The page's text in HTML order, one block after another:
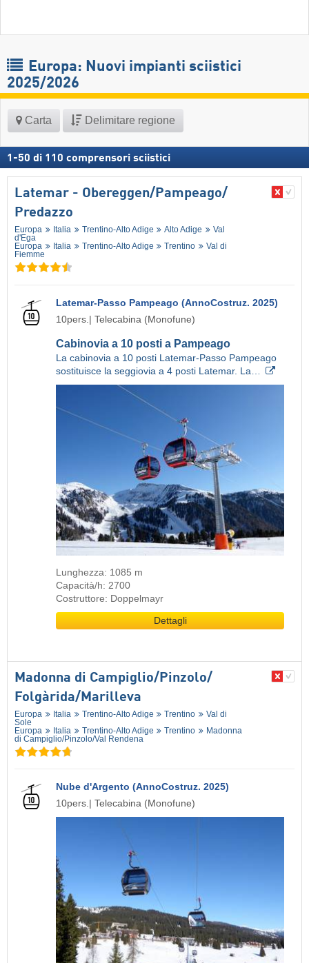
Europa: Nuovi impianti sciistici
2025/2026
Carta Delimitare regione
1 -50 di 110 comprensori sciistici
Latemar - Obereggen/​Pampeago/​
Predazzo
Europa Italia Trentino-Alto Adige Alto Adige
Val
d'Ega
Europa
Italia Trentino-Alto Adige Trentino
Val di
Fiemme
Latemar-Passo Pampeago (AnnoCostruz. 2025)
10pers.| Telecabina (Monofune)
Cabinovia a 10 posti a Pampeago
La cabinovia a 10 posti Latemar-Passo Pampeago
sostituisce la seggiovia a 4 posti Latemar. La…
Lunghezza: 1085 m
Capacità/h: 2700
Costruttore: Doppelmayr
Dettagli
Madonna di Campiglio/​Pinzolo/​
Folgàrida/​Marilleva
Europa Italia Trentino-Alto Adige Trentino
Val di
Sole
Europa
Italia Trentino-Alto Adige Trentino
Madonna
di Campiglio/​Pinzolo/​Val Rendena
Nube d'Argento (AnnoCostruz. 2025)
10pers.| Telecabina (Monofune)